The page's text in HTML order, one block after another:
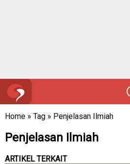
Home » Tag » Penjelasan Ilmiah
Penjelasan Ilmiah
ARTIKEL TERKAIT